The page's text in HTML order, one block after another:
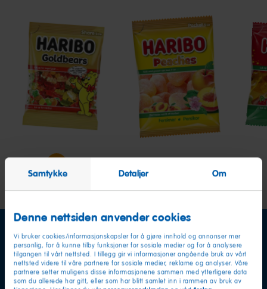
Samtykke Detaljer Om
Denne nettsiden anvender cookies
Vi bruker cookies/informasjonskapsler for å gjøre innhold og annonser mer
personlig, for å kunne tilby funksjoner for sosiale medier og for å analysere
tilgangen til vårt nettsted. I tillegg gir vi informasjoner angående bruk av vårt
nettsted videre til våre partnere for sosiale medier, reklame og analyser. Våre
partnere setter muligens disse informasjonene sammen med ytterligere data
som du allerede har gitt, eller som har blitt samlet inn i rammen av bruk av
Goldbears Peaches
Mix